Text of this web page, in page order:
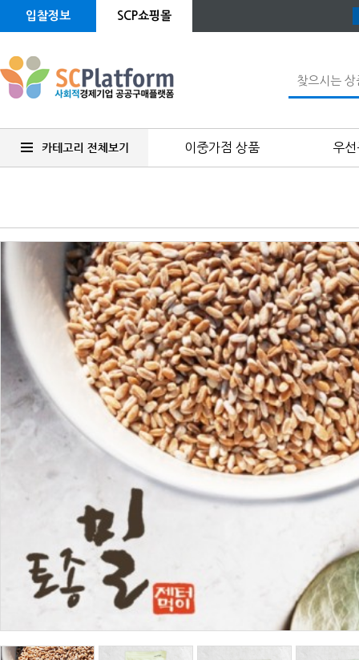
입찰정보 SCP쇼핑몰
이중가점 상품 우